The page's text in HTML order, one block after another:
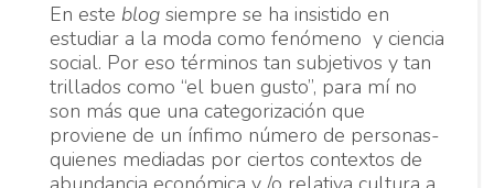
En este blog siempre se ha insistido en
estudiar a la moda como fenómeno y ciencia
social. Por eso términos tan subjetivos y tan
trillados como “el buen gusto”, para mí no
son más que una categorización que
proviene de un ínfimo número de personas-
quienes mediadas por ciertos contextos de